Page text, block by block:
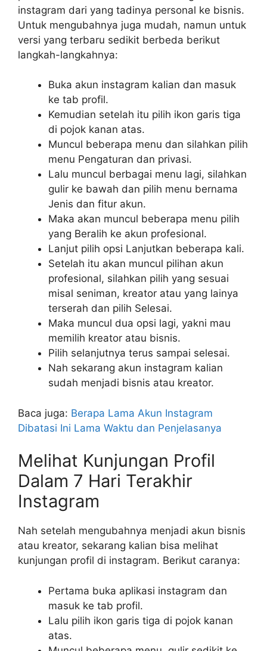
instagram dari yang tadinya personal ke bisnis.
Untuk mengubahnya juga mudah, namun untuk
versi yang terbaru sedikit berbeda berikut
langkah-langkahnya:
Buka akun instagram kalian dan masuk
ke tab profil.
Kemudian setelah itu pilih ikon garis tiga
di pojok kanan atas.
Muncul beberapa menu dan silahkan pilih
menu Pengaturan dan privasi.
Lalu muncul berbagai menu lagi, silahkan
gulir ke bawah dan pilih menu bernama
Jenis dan fitur akun.
Maka akan muncul beberapa menu pilih
yang Beralih ke akun profesional.
Lanjut pilih opsi Lanjutkan beberapa kali.
Setelah itu akan muncul pilihan akun
profesional, silahkan pilih yang sesuai
misal seniman, kreator atau yang lainya
terserah dan pilih Selesai.
Maka muncul dua opsi lagi, yakni mau
memilih kreator atau bisnis.
Pilih selanjutnya terus sampai selesai.
Nah sekarang akun instagram kalian
sudah menjadi bisnis atau kreator.
Baca juga: Berapa Lama Akun Instagram
Dibatasi Ini Lama Waktu dan Penjelasanya
Melihat Kunjungan Profil
Dalam 7 Hari Terakhir
Instagram
Nah setelah mengubahnya menjadi akun bisnis
atau kreator, sekarang kalian bisa melihat
kunjungan profil di instagram. Berikut caranya:
Pertama buka aplikasi instagram dan
masuk ke tab profil.
Lalu pilih ikon garis tiga di pojok kanan
atas.